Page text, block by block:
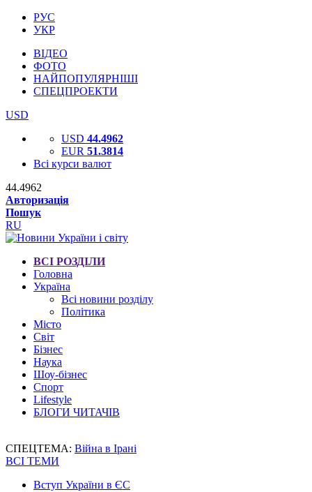
РУС
УКР
ВІДЕО
ФОТО
НАЙПОПУЛЯРНІШІ
СПЕЦПРОЕКТИ
USD
USD 44.4962
EUR 51.3814
Всі курси валют
44.4962
Авторизація
Пошук
RU
ВСІ РОЗДІЛИ
Головна
Україна
Всі новини розділу
Політика
Місто
Світ
Бізнес
Наука
Шоу-бізнес
Спорт
Lifestyle
БЛОГИ ЧИТАЧІВ
СПЕЦТЕМА: Війна в Ірані
ВСІ ТЕМИ
Вступ України в ЄС